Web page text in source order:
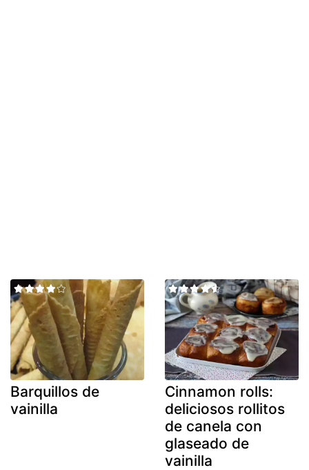
Barquillos de
vainilla
Cinnamon rolls:
deliciosos rollitos
de canela con
glaseado de
vainilla